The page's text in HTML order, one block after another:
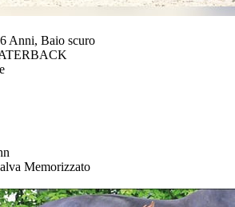
Anni, Baio scuro
Memorizzato